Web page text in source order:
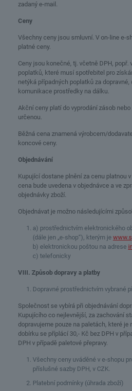
zadaný e-mail.
Ceny
Všechny ceny jsou smluvní. V on-line e-
platné ceny.
Ceny jsou konečné, tj. včetně DPH, popř.
poplatků, které musí spotřebitel pro
netýká případných poplatků za
komunikace prostředky na dálku.
Akční ceny platí do vyprodání zásob
určenou.
Běžná cena znamená výrobcem/
koncové ceny.
Objednávání
Kupující dostane plnění za cenu platnou
cena bude uvedena v objednávce a ve
objednávky zboží.
Objednávat je možno následujícími
a) prostřednictvím elektronického
(dále jen „e-shop“), kterým je www.s
b) elektronickou poštou na adrese
c) telefonicky
VIII. Způsob dopravy a platby
Dopravné prostřednictvím vybrané
Společnost se vybírá při objednávání
Kupujícího co nejlevnější, za zachování
dopravujeme pouze na paletách, které je
dobírku se příplácí 30,- Kč bez DPH v
DPH v případě paletové přepravy.
Všechny ceny uváděné v e-shopu
příslušné sazby DPH, v CZK.
Platební podmínky (úhrada zboží)